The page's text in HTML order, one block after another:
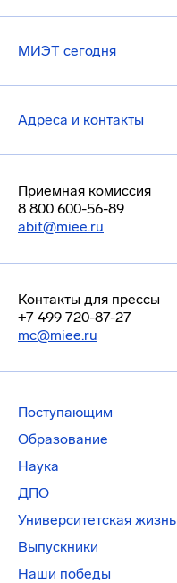
МИЭТ сегодня
Адреса и контакты
Приемная комиссия
8 800 600-56-89
abit@miee.ru
Контакты для прессы
+7 499 720-87-27
mc@miee.ru
Поступающим
Образование
Наука
ДПО
Университетская жизнь
Выпускники
Наши победы